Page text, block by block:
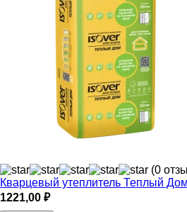
(0
Кварцевый утеплитель Теплый
1221,00 ₽